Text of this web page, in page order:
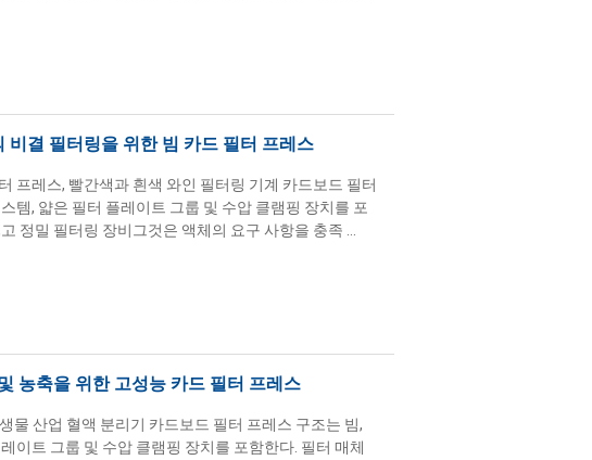
비결 필터링을 위한 빔 카드 필터 프레스
프레스, 빨간색과 흰색 와인 필터링 기계 카드보드 필터
템, 얇은 필터 플레이트 그룹 및 수압 클램핑 장치를 포
정밀 필터링 장비그것은 액체의 요구 사항을 충족 ...
농축을 위한 고성능 카드 필터 프레스
물 산업 혈액 분리기 카드보드 필터 프레스 구조는 빔,
이트 그룹 및 수압 클램핑 장치를 포함한다. 필터 매체